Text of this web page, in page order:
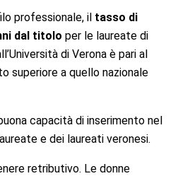
professionale, il tasso di
dal titolo per le laureate di
di Verona è pari al
superiore a quello nazionale
capacità di inserimento nel
e dei laureati veronesi.
retributivo. Le donne